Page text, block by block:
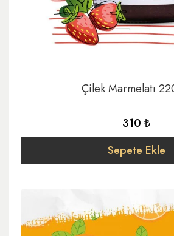
Çilek Marmelatı
310 ₺
Sepete Ekle